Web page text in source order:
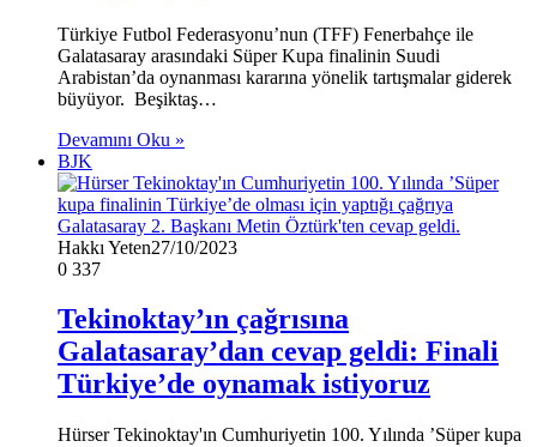
Türkiye Futbol Federasyonu’nun (TFF) Fenerbahçe ile
Galatasaray arasındaki Süper Kupa finalinin Suudi
Arabistan’da oynanması kararına yönelik tartışmalar giderek
büyüyor. Beşiktaş…
Devamını Oku »
BJK
Hakkı Yeten27/10/2023
0 337
Tekinoktay’ın çağrısına
Galatasaray’dan cevap geldi: Finali
Türkiye’de oynamak istiyoruz
Hürser Tekinoktay'ın Cumhuriyetin 100. Yılında ’Süper kupa